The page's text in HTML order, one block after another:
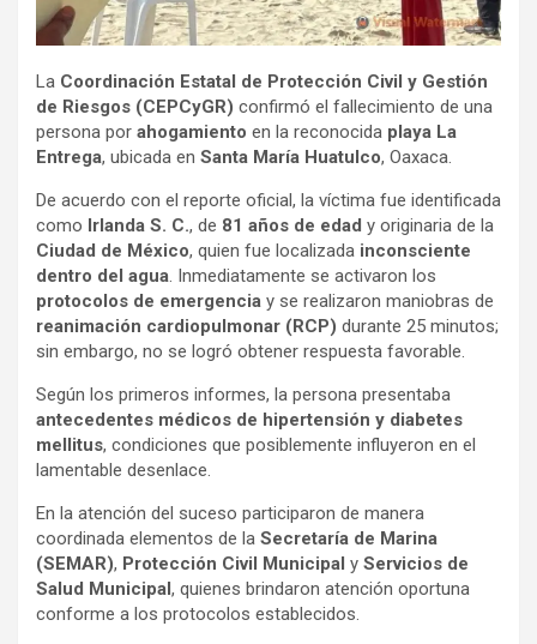
La Coordinación Estatal de Protección Civil y Gestión
de Riesgos (CEPCyGR) confirmó el fallecimiento de una
persona por ahogamiento en la reconocida playa La
Entrega, ubicada en Santa María Huatulco, Oaxaca.
De acuerdo con el reporte oficial, la víctima fue identificada
como Irlanda S. C., de 81 años de edad y originaria de la
Ciudad de México, quien fue localizada inconsciente
dentro del agua . Inmediatamente se activaron los
protocolos de emergencia y se realizaron maniobras de
reanimación cardiopulmonar (RCP) durante 25 minutos;
sin embargo, no se logró obtener respuesta favorable.
Según los primeros informes, la persona presentaba
antecedentes médicos de hipertensión y diabetes
mellitus, condiciones que posiblemente influyeron en el
lamentable desenlace.
En la atención del suceso participaron de manera
coordinada elementos de la Secretaría de Marina
(SEMAR), Protección Civil Municipal y Servicios de
Salud Municipal, quienes brindaron atención oportuna
conforme a los protocolos establecidos.